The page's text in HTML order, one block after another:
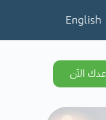
English
الآن